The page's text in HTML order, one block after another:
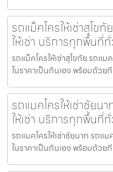
รถแม็คโครให้เช่าสุโข
ให้เช่า บริการทุกพื้นที่
รถแม็คโครให้เช่าสุโขทัย รถแม
ในราคาเป็นกันเอง พร้อมด้ว
รถแมคโครให้เช่าชัยน
ให้เช่า บริการทุกพื้นที่
รถแมคโครให้เช่าชัยนาท รถแ
ในราคาเป็นกันเอง พร้อมด้ว